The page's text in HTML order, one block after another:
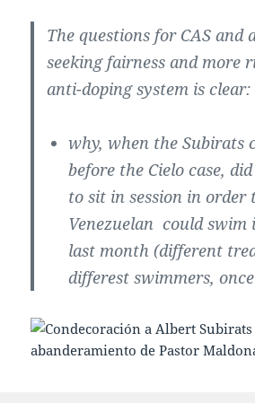
The questions for CAS and
seeking fairness and more
anti-doping system is clear:
why, when the Subirats
before the Cielo case,
to sit in session in order
Venezuelan could swim
last month (different
differest swimmers,